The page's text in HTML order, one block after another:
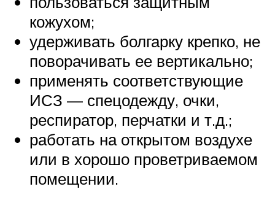
кожухом;
удерживать болгарку крепко, не
поворачивать ее вертикально;
применять соответствующие
ИСЗ — спецодежду, очки,
респиратор, перчатки и т.д.;
работать на открытом воздухе
или в хорошо проветриваемом
помещении.